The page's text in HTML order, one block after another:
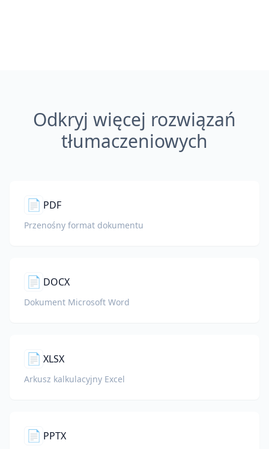
Odkryj więcej rozwiązań
tłumaczeniowych
📄 PDF
Przenośny format dokumentu
📄 DOCX
Dokument Microsoft Word
📄 XLSX
Arkusz kalkulacyjny Excel
📄 PPTX